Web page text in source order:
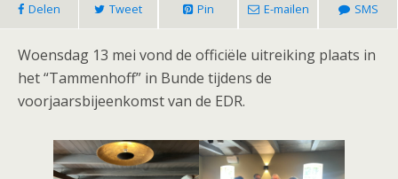
Delen Tweet Pin E-mailen SMS
Woensdag 13 mei vond de officiële uitreiking plaats in
het “Tammenhoff” in Bunde tijdens de
voorjaarsbijeenkomst van de EDR.